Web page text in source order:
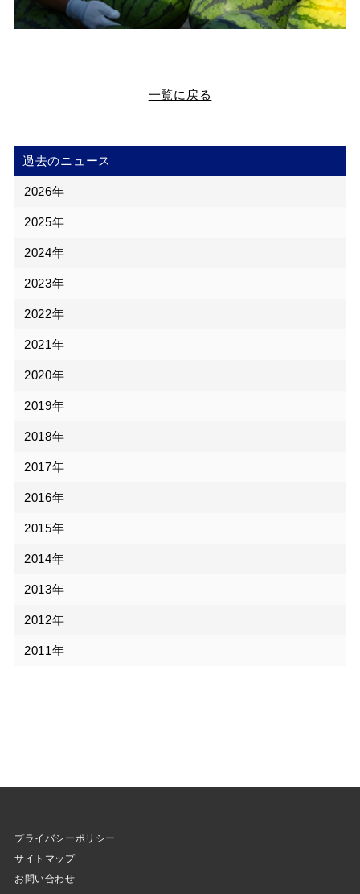
一覧に戻る
過去のニュース
2026年
2025年
2024年
2023年
2022年
2021年
2020年
2019年
2018年
2017年
2016年
2015年
2014年
2013年
2012年
2011年
プライバシーポリシー
サイトマップ
お問い合わせ